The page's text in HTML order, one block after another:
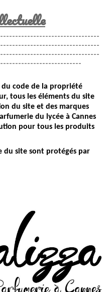
code de la propriété
tous les éléments du site
du site et des marques
du lycée à Cannes
pour tous les produits
du site sont protégés par